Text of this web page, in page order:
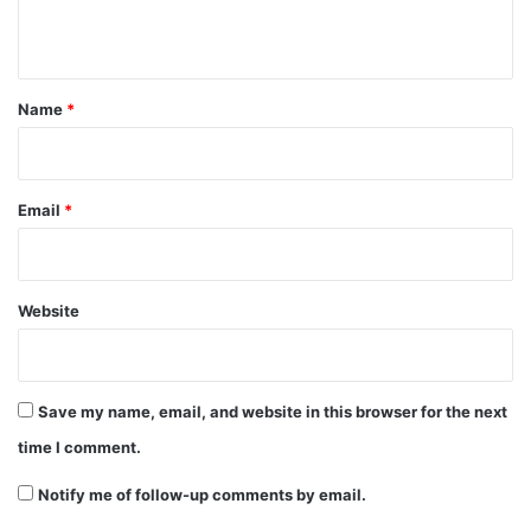
*
Name *
Email *
Website
Save my name, email, and website in this browser for the next
time I comment.
Notify me of follow-up comments by email.